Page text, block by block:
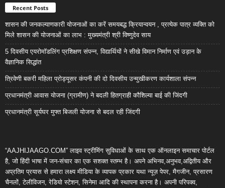
Recent Posts
शासन की जनकल्याणकारी योजनाओं का करें समयबद्ध क्रियान्वयन , प्रत्येक पात्र व्यक्ति को
मिले शासन की योजनाओं का लाभ : मुख्यमंत्री श्री विष्णुदेव साय
5 दिवसीय एयरोमॉडलिंग प्रशिक्षण संपन्न, विद्यार्थियों ने सीखे विमान निर्माण एवं उड़ान के
वैज्ञानिक सिद्धांत
त्रिवेणी बकरी महिला प्रोड्यूसर कंपनी की दो दिवसीय उन्मुखीकरण कार्यशाला संपन्न
प्रधानमंत्री आवास योजना (ग्रामीण) ने बदली हितग्राही कौशिल्या बाई की जिंदगी
प्रधानमंत्री सूर्यघर मुफ्त बिजली योजना से बदल रही जिंदगी
“AAJHIJAAGO.COM” लाइव स्ट्रीमिंग सुविधाओं के साथ एक ऑनलाइन समाचार पोर्टल
है, जो हिंदी भाषा में जन-संचार का एक सशक्त स्तम्भ है। अपने अभिनव,अनुभव,अद्वितीय और
अप्रतिम प्रयास से हमारा लक्ष्य मीडिया के व्यापक प्रकार यथा न्यूज़ पेपर, मैगजीन, प्रसारण
चैनलों, टेलीविजन, रेडियो स्टेशन, सिनेमा आदि की स्थापना करना है। अपनी परिपक्व,